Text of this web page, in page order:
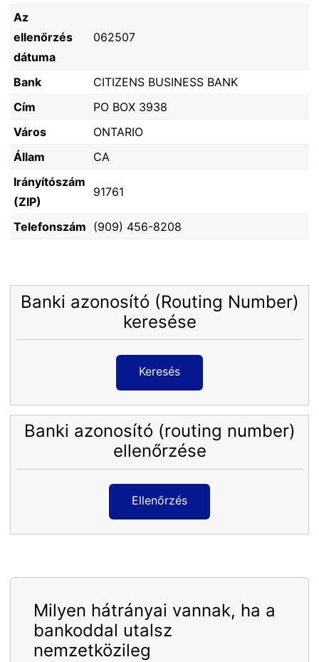
Az
ellenőrzés
dátuma
062507
Bank
CITIZENS BUSINESS BANK
Cím
PO BOX 3938
Város
ONTARIO
Állam
CA
Irányítószám
(ZIP)
91761
Telefonszám (909) 456-8208
Banki azonosító (Routing Number)
keresése
Keresés
Banki azonosító (routing number)
ellenőrzése
Ellenőrzés
Milyen hátrányai vannak, ha a
bankoddal utalsz
nemzetközileg